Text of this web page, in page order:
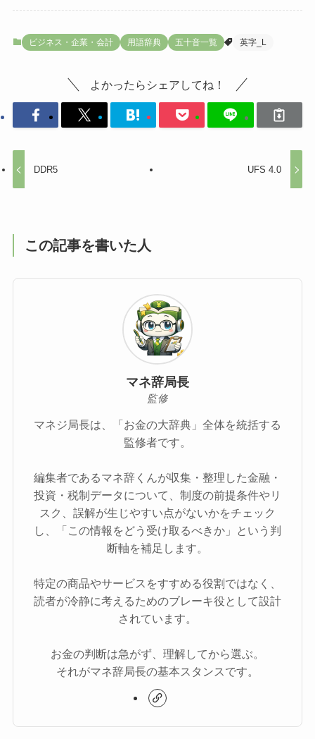
ビジネス・企業・会計 用語辞典 五十音一覧 英字_L
よかったらシェアしてね！
DDR5 UFS 4.0
この記事を書いた人
マネ辞局長
監修
マネジ局長は、「お金の大辞典」全体を統括する
監修者です。
編集者であるマネ辞くんが収集・整理した金融・
投資・税制データについて、制度の前提条件やリ
スク、誤解が生じやすい点がないかをチェック
し、「この情報をどう受け取るべきか」という判
断軸を補足します。
特定の商品やサービスをすすめる役割ではなく、
読者が冷静に考えるためのブレーキ役として設計
されています。
お金の判断は急がず、理解してから選ぶ。
それがマネ辞局長の基本スタンスです。